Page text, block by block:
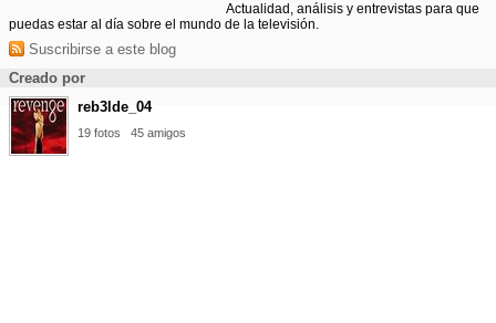
Actualidad, análisis y entrevistas para que
puedas estar al día sobre el mundo de la televisión.
Suscribirse a este blog
Creado por
reb3lde_04
19 fotos 45 amigos